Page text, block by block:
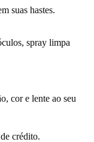
suas hastes.
spray limpa
cor e lente ao seu
crédito.